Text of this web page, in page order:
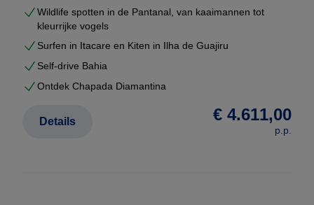
Wildlife spotten in de Pantanal, van kaaimannen tot
kleurrijke vogels
Surfen in Itacare en Kiten in Ilha de Guajiru
Self-drive Bahia
Ontdek Chapada Diamantina
€ 4.611,00
p.p.
Details